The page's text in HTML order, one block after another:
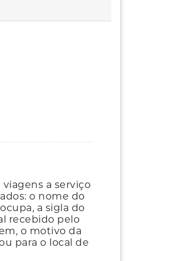
a serviço
o nome do
a sigla do
recebido pelo
o motivo da
para o local de